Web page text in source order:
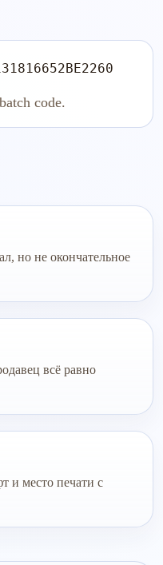
code.
но не окончательное
всё равно
и место печати с